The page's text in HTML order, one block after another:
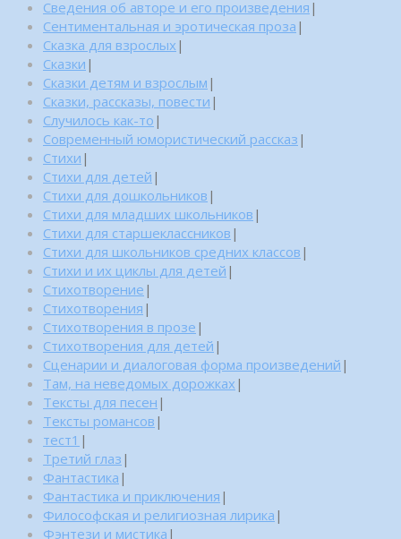
Сведения об авторе и его произведения |
Сентиментальная и эротическая проза |
Сказка для взрослых |
Сказки |
Сказки детям и взрослым |
Сказки, рассказы, повести |
Случилось как-то |
Современный юмористический рассказ |
Стихи |
Стихи для детей |
Стихи для дошкольников |
Стихи для младших школьников |
Стихи для старшеклассников |
Стихи для школьников средних классов |
Стихи и их циклы для детей |
Стихотворение |
Стихотворения |
Стихотворения в прозе |
Стихотворения для детей |
Сценарии и диалоговая форма произведений |
Там, на неведомых дорожках |
Тексты для песен |
Тексты романсов |
тест1 |
Третий глаз |
Фантастика |
Фантастика и приключения |
Философская и религиозная лирика |
Фэнтези и мистика |